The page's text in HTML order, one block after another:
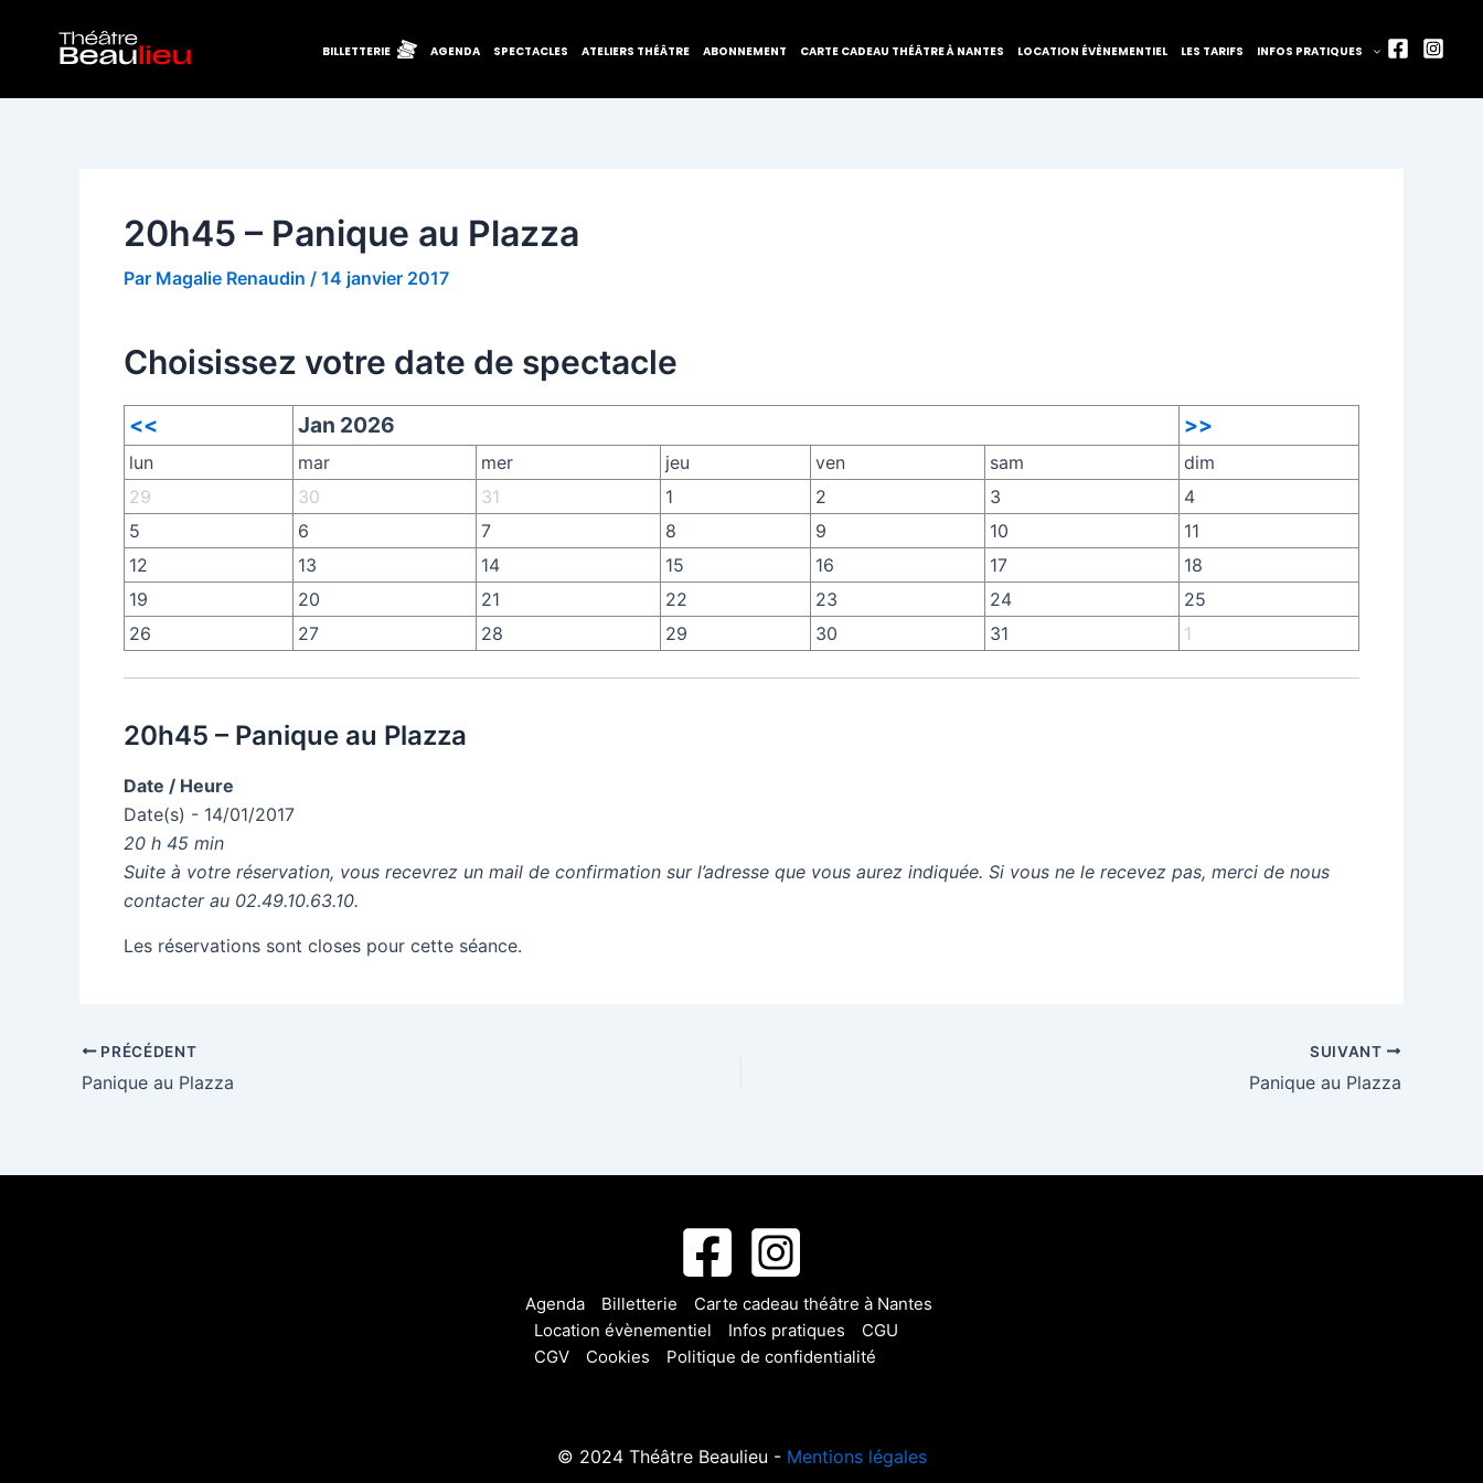
contenu
BILLETTERIE AGENDA SPECTACLES ATELIERS THÉÂTRE ABONNEMENT CARTE CADEAU THÉÂTRE À NANTES LOCATION ÉVÈNEMENTIEL LES TARIFS INFOS PRATIQUES
20h45 – Panique au Plazza
Par Magalie Renaudin / 14 janvier 2017
Choisissez votre date de spectacle
<< Jan 2026 >>
lun mar mer jeu ven sam
dim
29
30 31 1 2 3
4
5
6 7 8 9 10
11
12
13 14 15 16 17
18
19
20 21 22 23 24
25
26
27 28 29 30 31 1
20h45 – Panique au Plazza
Date / Heure
Date(s) - 14/01/2017
20 h 45 min
Suite à votre réservation, vous recevrez un mail de confirmation sur l’adresse que vous aurez indiquée. Si vous ne le recevez pas, merci de nous
contacter au 02.49.10.63.10.
Les réservations sont closes pour cette séance.
des
articles
PRÉCÉDENT
Panique au Plazza
SUIVANT
Panique au Plazza
Agenda Billetterie
Carte cadeau théâtre à Nantes
Location évènementiel
Infos pratiques
CGU
CGV
Cookies Politique de confidentialité
© 2024 Théâtre Beaulieu - Mentions légales